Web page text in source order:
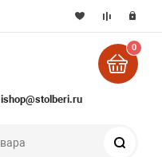
ishop@stolberi.ru
0